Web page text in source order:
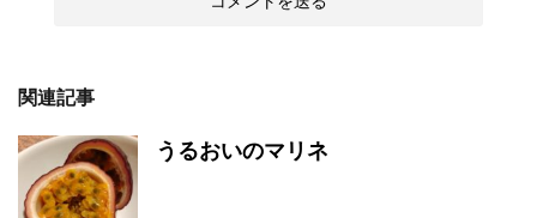
関連記事
うるおいのマリネ